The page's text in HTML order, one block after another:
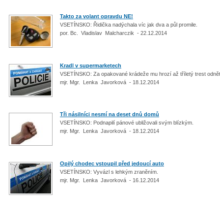
Takto za volant opravdu NE!
VSETÍNSKO: Řidička nadýchala víc jak dva a půl promile.
por. Bc. Vladislav Malcharczik - 22.12.2014
Kradl v supermarketech
VSETÍNSKO: Za opakované krádeže mu hrozí až tříletý trest
mjr. Mgr. Lenka Javorková - 18.12.2014
Tři násilníci nesmí na deset dnů domů
VSETÍNSKO: Podnapilí pánové ubližovali svým blízkým.
mjr. Mgr. Lenka Javorková - 18.12.2014
Opilý chodec vstoupil před jedoucí auto
VSETÍNSKO: Vyvázl s lehkým zraněním.
mjr. Mgr. Lenka Javorková - 16.12.2014